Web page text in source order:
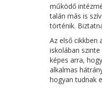
működő
talán más is
történik.
Az első cikkben
iskolában
képes arra,
alkalmas
hogyan tudnak